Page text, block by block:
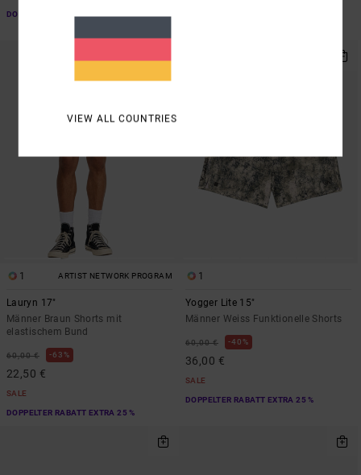
DOPPELTER RABATT EXTRA 25 %
1 ARTIST NETWORK PROGRAM
Lauryn 17"
Männer Braun Shorts mit
elastischem Bund
60,00 € 63%
22,50 €
SALE
DOPPELTER RABATT EXTRA 25 %
1
Yogger Lite 15"
Männer Weiss Funktionelle Shorts
60,00 € 40%
36,00 €
SALE
DOPPELTER RABATT EXTRA 25 %
VIEW ALL COUNTRIES